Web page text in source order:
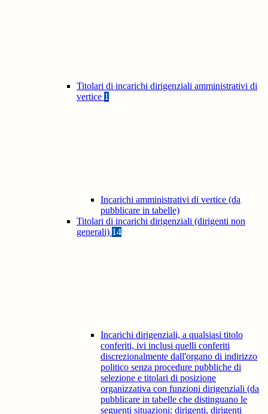
Titolari di incarichi dirigenziali amministrativi di
vertice 1
Incarichi amministrativi di vertice (da
pubblicare in tabelle)
Titolari di incarichi dirigenziali (dirigenti non
generali) 14
Incarichi dirigenziali, a qualsiasi titolo
conferiti, ivi inclusi quelli conferiti
discrezionalmente dall'organo di indirizzo
politico senza procedure pubbliche di
selezione e titolari di posizione
organizzativa con funzioni dirigenziali (da
pubblicare in tabelle che distinguano le
seguenti situazioni: dirigenti, dirigenti